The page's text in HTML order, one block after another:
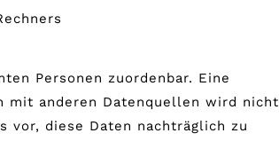
Personen zuordenbar. Eine
mit anderen Datenquellen wird nicht
vor, diese Daten nachträglich zu